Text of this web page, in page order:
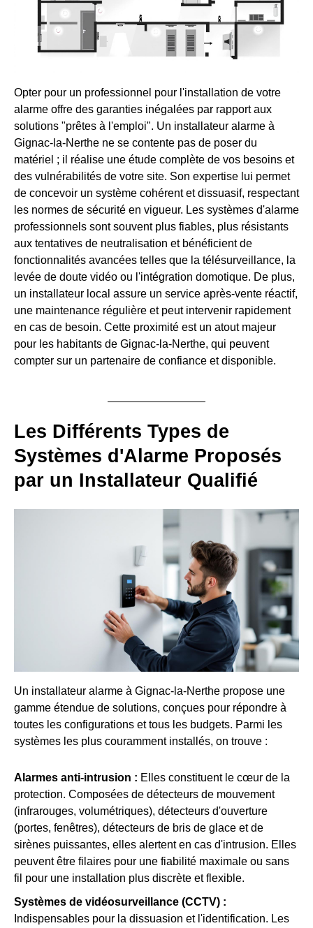
Opter pour un professionnel pour l'installation de votre
alarme offre des garanties inégalées par rapport aux
solutions "prêtes à l'emploi". Un installateur alarme à
Gignac-la-Nerthe ne se contente pas de poser du
matériel ; il réalise une étude complète de vos besoins et
des vulnérabilités de votre site. Son expertise lui permet
de concevoir un système cohérent et dissuasif, respectant
les normes de sécurité en vigueur. Les systèmes d'alarme
professionnels sont souvent plus fiables, plus résistants
aux tentatives de neutralisation et bénéficient de
fonctionnalités avancées telles que la télésurveillance, la
levée de doute vidéo ou l'intégration domotique. De plus,
un installateur local assure un service après-vente réactif,
une maintenance régulière et peut intervenir rapidement
en cas de besoin. Cette proximité est un atout majeur
pour les habitants de Gignac-la-Nerthe, qui peuvent
compter sur un partenaire de confiance et disponible.
Les Différents Types de
Systèmes d'Alarme Proposés
par un Installateur Qualifié
Un installateur alarme à Gignac-la-Nerthe propose une
gamme étendue de solutions, conçues pour répondre à
toutes les configurations et tous les budgets. Parmi les
systèmes les plus couramment installés, on trouve :
Alarmes anti-intrusion : Elles constituent le cœur de la
protection. Composées de détecteurs de mouvement
(infrarouges, volumétriques), détecteurs d'ouverture
(portes, fenêtres), détecteurs de bris de glace et de
sirènes puissantes, elles alertent en cas d'intrusion. Elles
peuvent être filaires pour une fiabilité maximale ou sans
fil pour une installation plus discrète et flexible.
Systèmes de vidéosurveillance (CCTV) :
Indispensables pour la dissuasion et l'identification. Les